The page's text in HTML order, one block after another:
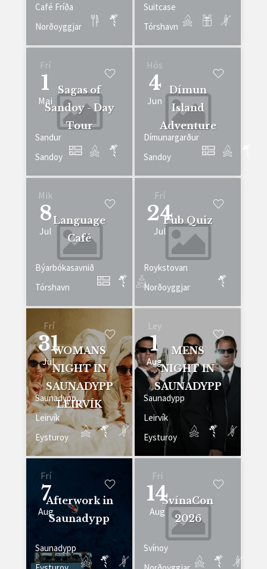
Café Fríða
Norðoyggjar
Suitcase
Tórshavn
Frí
1
Mai
Sagas of
Sandoy - Day
Tour
Sandur
Sandoy
Hós
4
Jun
Dímun
Island
Adventure
Dímunargarður
Sandoy
Mik
8
Jul
Language
Café
Býarbókasavnið
Tórshavn
Frí
24
Jul
Pub Quiz
Roykstovan
Norðoyggjar
Frí
31
Jul
WOMANS
NIGHT IN
SAUNADYPP
LEIRVÍK
Saunadypp
Leirvík
Eysturoy
Ley
1
Aug
MENS
NIGHT IN
SAUNADYPP
Saunadypp
Leirvík
Eysturoy
Frí
7
Aug
Afterwork in
Saunadypp
Saunadypp
Frí
14
Aug
SvínaCon
2026
Svínoy